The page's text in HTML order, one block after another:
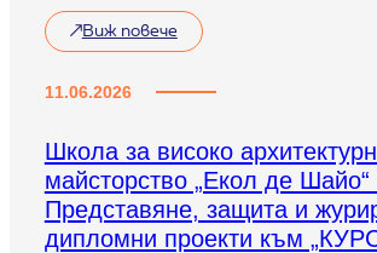
Виж повече
11.06.2026
Школа за високо
майсторство „Екол де
Представяне, защита и
дипломни проекти към